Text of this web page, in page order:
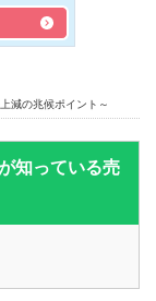
減の兆候ポイント～
知っている売